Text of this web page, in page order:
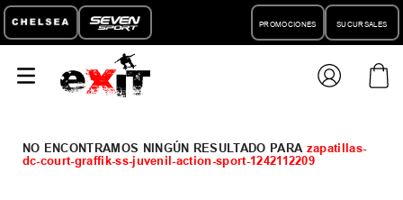
PROMOCIONES SUCURSALES
zapatillas-
dc-court-graffik-ss-juvenil-action-sport-1242112209